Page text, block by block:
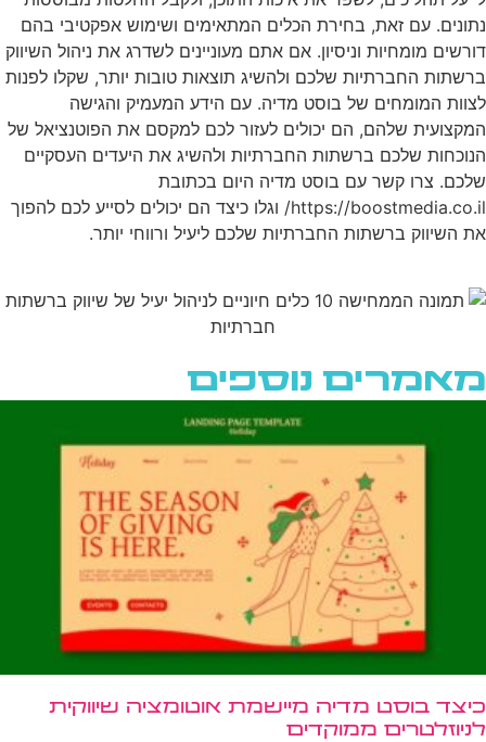
נתונים. עם זאת, בחירת הכלים המתאימים ושימוש אפקטיבי בהם
דורשים מומחיות וניסיון. אם אתם מעוניינים לשדרג את ניהול השיווק
ברשתות החברתיות שלכם ולהשיג תוצאות טובות יותר, שקלו לפנות
לצוות המומחים של בוסט מדיה. עם הידע המעמיק והגישה
המקצועית שלהם, הם יכולים לעזור לכם למקסם את הפוטנציאל של
הנוכחות שלכם ברשתות החברתיות ולהשיג את היעדים העסקיים
שלכם. צרו קשר עם בוסט מדיה היום בכתובת
https://boostmedia.co.il/ וגלו כיצד הם יכולים לסייע לכם להפוך
את השיווק ברשתות החברתיות שלכם ליעיל ורווחי יותר.
מאמרים נוספים
כיצד בוסט מדיה מיישמת אוטומציה שיווקית
לניוזלטרים ממוקדים